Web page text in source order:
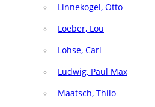
Linnekogel, Otto
Loeber, Lou
Lohse, Carl
Ludwig, Paul Max
Maatsch, Thilo